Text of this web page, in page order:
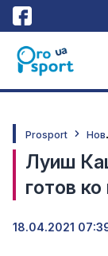
Prosport
Луиш
готов
18.04.2021